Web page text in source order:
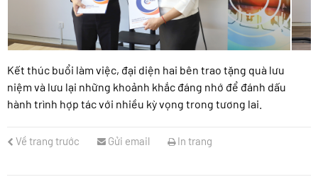
Kết thúc buổi làm việc, đại diện hai bên trao tặng quà lưu
niệm và lưu lại những khoảnh khắc đáng nhớ để đánh dấu
hành trình hợp tác với nhiều kỳ vọng trong tương lai.
Về trang trước Gửi email In trang